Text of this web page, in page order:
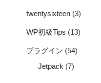
twentysixteen (3)
WP初級Tips (13)
プラグイン (54)
Jetpack (7)